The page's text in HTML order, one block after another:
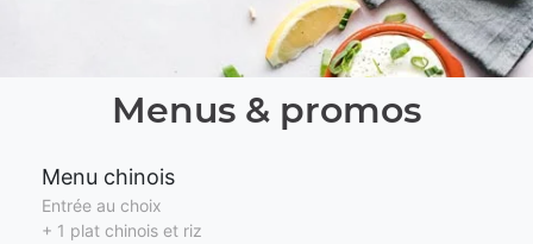
Menus & promos
Menu chinois
Entrée au choix
+ 1 plat chinois et riz